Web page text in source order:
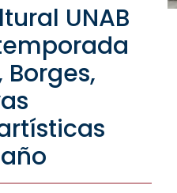
UNAB
Borges,